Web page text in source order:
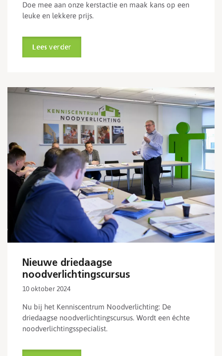
Doe mee aan onze kerstactie en maak kans op een
leuke en lekkere prijs.
Lees verder
Nieuwe driedaagse
noodverlichtingscursus
10 oktober 2024
Nu bij het Kenniscentrum Noodverlichting: De
driedaagse noodverlichtingscursus. Wordt een échte
noodverlichtingsspecialist.